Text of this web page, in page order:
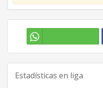
Estadísticas en liga